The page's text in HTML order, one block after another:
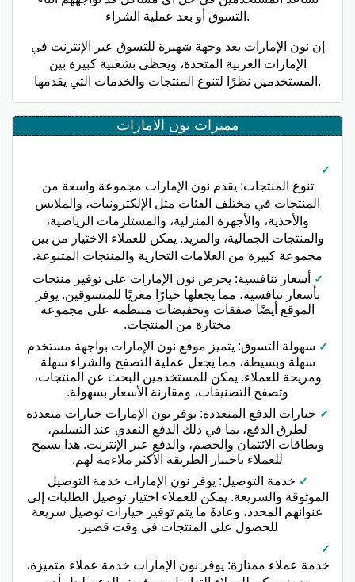
التسوق أو بعد عملية الشراء.
إن نون الإمارات يعد وجهة شهيرة للتسوق عبر الإنترنت في
الإمارات العربية المتحدة، ويحظى بشعبية كبيرة بين
المستخدمين نظرًا لتنوع المنتجات والخدمات التي يقدمها.
مميزات نون الامارات
تنوع المنتجات: يقدم نون الإمارات مجموعة واسعة من
المنتجات في مختلف الفئات مثل الإلكترونيات، والملابس
والأحذية، والأجهزة المنزلية، والمستلزمات الرياضية،
والمنتجات الجمالية، والمزيد. يمكن للعملاء الاختيار من بين
مجموعة كبيرة من العلامات التجارية والمنتجات المتنوعة.
أسعار تنافسية: يحرص نون الإمارات على توفير منتجات
بأسعار تنافسية، مما يجعلها خيارًا مغريًا للمتسوقين. يوفر
الموقع أيضًا صفقات وتخفيضات منتظمة على مجموعة
مختارة من المنتجات.
سهولة التسوق: يتميز موقع نون الإمارات بواجهة مستخدم
سهلة وبسيطة، مما يجعل عملية التصفح والشراء سهلة
ومريحة للعملاء. يمكن للمستخدمين البحث عن المنتجات،
وتصفح التصنيفات، ومقارنة الأسعار بسهولة.
خيارات الدفع المتعددة: يوفر نون الإمارات خيارات متعددة
لطرق الدفع، بما في ذلك الدفع النقدي عند التسليم،
وبطاقات الائتمان والخصم، والدفع عبر الإنترنت. هذا يسمح
للعملاء باختيار الطريقة الأكثر ملاءمة لهم.
خدمة التوصيل: يوفر نون الإمارات خدمة التوصيل
الموثوقة والسريعة. يمكن للعملاء اختيار توصيل الطلبات إلى
عنوانهم المحدد، وعادةً ما يتم توفير خيارات توصيل سريعة
للحصول على المنتجات في وقت قصير.
خدمة عملاء ممتازة: يوفر نون الإمارات خدمة عملاء متميزة،